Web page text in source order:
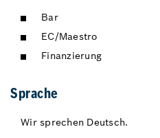
Bar
EC/Maestro
Finanzierung
Sprache
Wir sprechen Deutsch.